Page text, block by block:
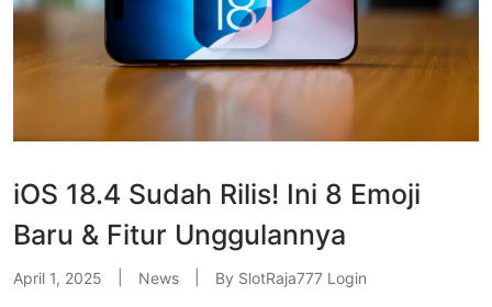
iOS 18.4 Sudah Rilis! Ini 8 Emoji
Baru & Fitur Unggulannya
April 1, 2025 News By SlotRaja777 Login